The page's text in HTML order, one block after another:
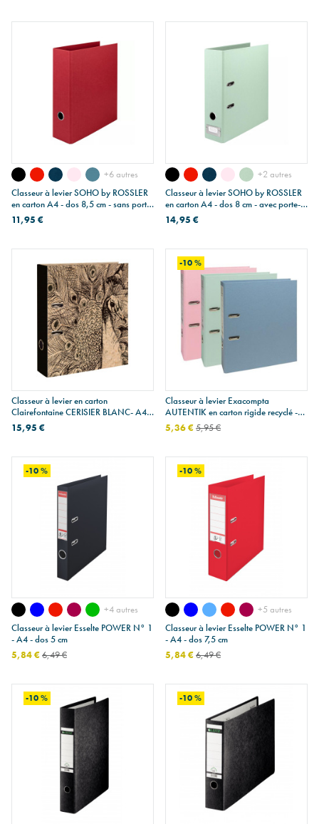
+6 autres
Classeur à levier SOHO by ROSSLER
en carton A4 - dos 8,5 cm - sans porte-
étiquette
11,95 €
+2 autres
Classeur à levier SOHO by ROSSLER
en carton A4 - dos 8 cm - avec porte-
étiquette
14,95 €
Classeur à levier en carton
Clairefontaine CERISIER BLANC- A4 -
dos 7 cm
15,95 €
-10 %
Classeur à levier Exacompta
AUTENTIK en carton rigide recyclé -
A4 - dos 8 cm
5,36 €5,95 €
-10 %
+4 autres
Classeur à levier Esselte POWER N° 1
- A4 - dos 5 cm
5,84 €6,49 €
-10 %
+5 autres
Classeur à levier Esselte POWER N° 1
- A4 - dos 7,5 cm
5,84 €6,49 €
-10 % -10 %